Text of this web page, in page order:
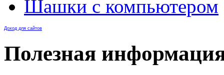
Шашки с компьютером
Доход для сайтов
Полезная